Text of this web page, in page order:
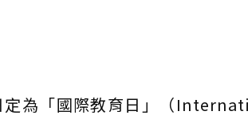
定為「國際教育日」（